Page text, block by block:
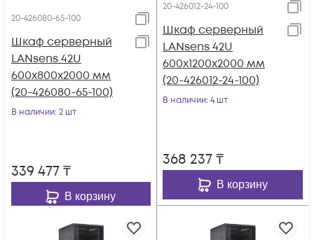
20-426080-65-100
Шкаф серверный
LANsens 42U
600x800x2000 мм
(20-426080-65-100)
В наличии: 2 шт
339 477₸
В корзину
20-426012-24-100
Шкаф серверный
LANsens 42U
600x1200x2000 мм
(20-426012-24-100)
В наличии: 4 шт
368 237₸
В корзину